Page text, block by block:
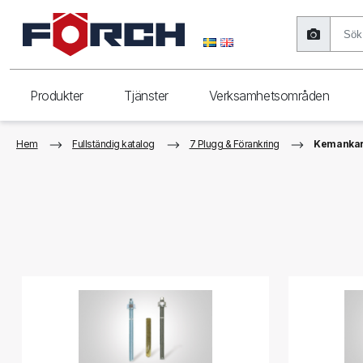
Produkter Tjänster Verksamhetsområden
Hem Fullständig katalog 7 Plugg & Förankring